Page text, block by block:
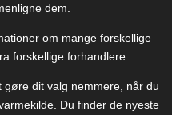
dem.
om mange forskellige
forskellige forhandlere.
gøre dit valg nemmere, når du
Du finder de nyeste